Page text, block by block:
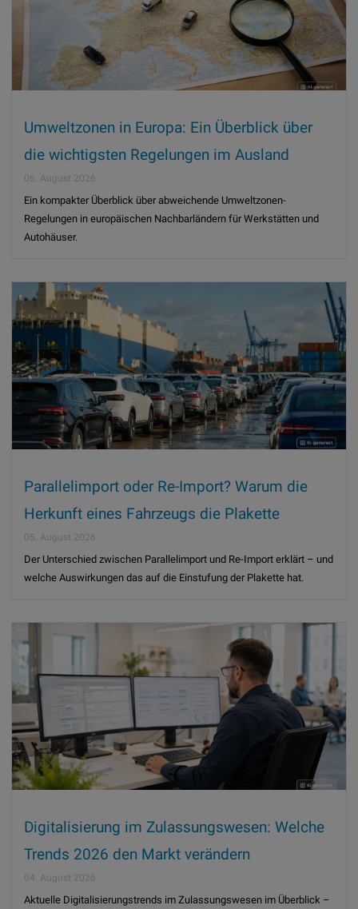
Umweltzonen in Europa: Ein Überblick über
die wichtigsten Regelungen im Ausland
06. August 2026
Ein kompakter Überblick über abweichende Umweltzonen-
Regelungen in europäischen Nachbarländern für Werkstätten und
Autohäuser.
Parallelimport oder Re-Import? Warum die
Herkunft eines Fahrzeugs die Plakette
beeinflusst
05. August 2026
Der Unterschied zwischen Parallelimport und Re-Import erklärt – und
welche Auswirkungen das auf die Einstufung der Plakette hat.
Digitalisierung im Zulassungswesen: Welche
Trends 2026 den Markt verändern
04. August 2026
Aktuelle Digitalisierungstrends im Zulassungswesen im Überblick –